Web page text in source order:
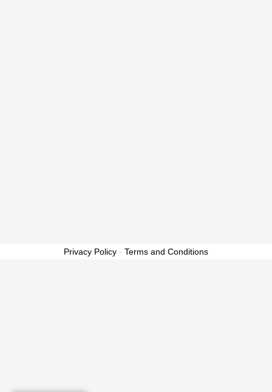
Privacy Policy - Terms and Conditions